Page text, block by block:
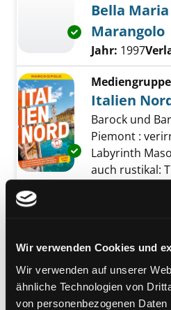
Wir verwenden Cookies und
Wir verwenden auf unserer
ähnliche Technologien von
von personenbezogenen
Exemplar-Details
Bella
Marangolo
Suche nach
Jahr: 1997
Exemplar-Details
Italien
Barock und
Piemont :
Labyrinth
auch rustikal:
Exemplar-Details
Italien
eine klingende
Kultur Italiens